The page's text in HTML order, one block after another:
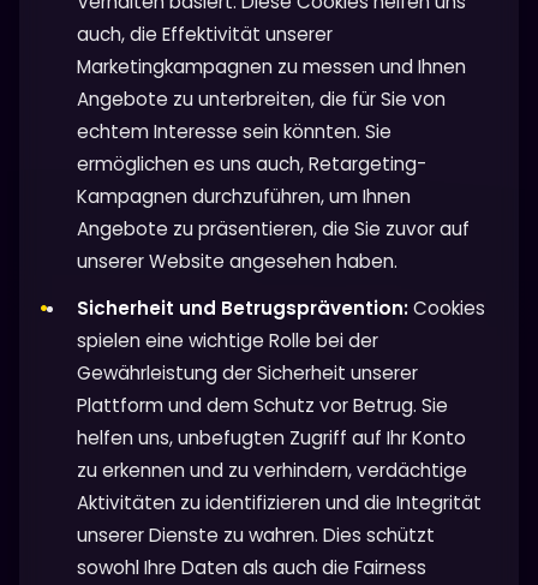
auch, die Effektivität unserer
Marketingkampagnen zu messen und Ihnen
Angebote zu unterbreiten, die für Sie von
echtem Interesse sein könnten. Sie
ermöglichen es uns auch, Retargeting-
Kampagnen durchzuführen, um Ihnen
Angebote zu präsentieren, die Sie zuvor auf
unserer Website angesehen haben.
Sicherheit und Betrugsprävention:Cookies
spielen eine wichtige Rolle bei der
Gewährleistung der Sicherheit unserer
Plattform und dem Schutz vor Betrug. Sie
helfen uns, unbefugten Zugriff auf Ihr Konto
zu erkennen und zu verhindern, verdächtige
Aktivitäten zu identifizieren und die Integrität
unserer Dienste zu wahren. Dies schützt
sowohl Ihre Daten als auch die Fairness